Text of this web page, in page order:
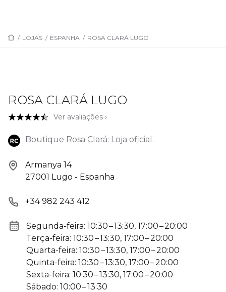
/ LOJAS / ESPANHA / ROSA CLARÁ LUGO
ROSA CLARÁ LUGO
Ver avaliações ›
Boutique Rosa Clará: Loja oficial.
Armanya 14
27001 Lugo - Espanha
+34 982 243 412
Segunda-feira: 10:30 – 13:30, 17:00 – 20:00
Terça-feira: 10:30 – 13:30, 17:00 – 20:00
Quarta-feira: 10:30 – 13:30, 17:00 – 20:00
Quinta-feira: 10:30 – 13:30, 17:00 – 20:00
Sexta-feira: 10:30 – 13:30, 17:00 – 20:00
Sábado: 10:00 – 13:30